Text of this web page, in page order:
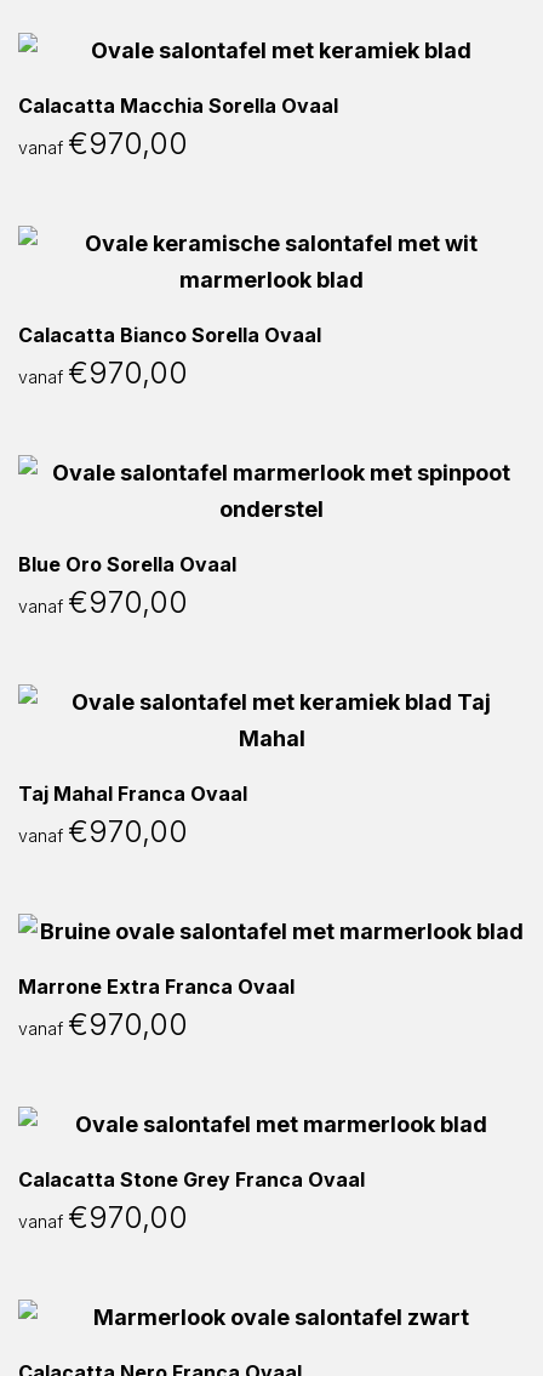
Calacatta Macchia Sorella Ovaal
vanaf €970,00
Calacatta Bianco Sorella Ovaal
vanaf €970,00
Blue Oro Sorella Ovaal
vanaf €970,00
Taj Mahal Franca Ovaal
vanaf €970,00
Marrone Extra Franca Ovaal
vanaf €970,00
Calacatta Stone Grey Franca Ovaal
vanaf €970,00